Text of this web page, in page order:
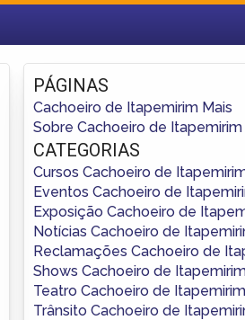
Fazer login
Criar conta
PÁGINAS
Cachoeiro de Itapemirim Mais
Sobre Cachoeiro de Itapemirim
CATEGORIAS
Cursos Cachoeiro de
Eventos Cachoeiro de
Exposição Cachoeiro de
Notícias Cachoeiro de
Reclamações Cachoeiro de
Shows Cachoeiro de
Teatro Cachoeiro de Itapemirim
Trânsito Cachoeiro de